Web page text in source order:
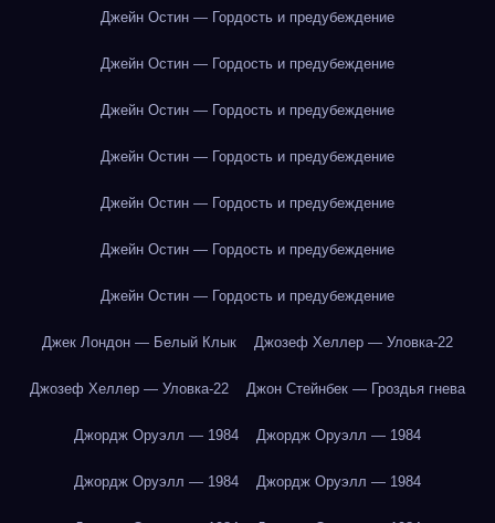
Джейн Остин — Гордость и предубеждение
Джейн Остин — Гордость и предубеждение
Джейн Остин — Гордость и предубеждение
Джейн Остин — Гордость и предубеждение
Джейн Остин — Гордость и предубеждение
Джейн Остин — Гордость и предубеждение
Джейн Остин — Гордость и предубеждение
Джек Лондон — Белый Клык Джозеф Хеллер — Уловка-22
Джозеф Хеллер — Уловка-22 Джон Стейнбек — Гроздья гнева
Джордж Оруэлл — 1984 Джордж Оруэлл — 1984
Джордж Оруэлл — 1984 Джордж Оруэлл — 1984